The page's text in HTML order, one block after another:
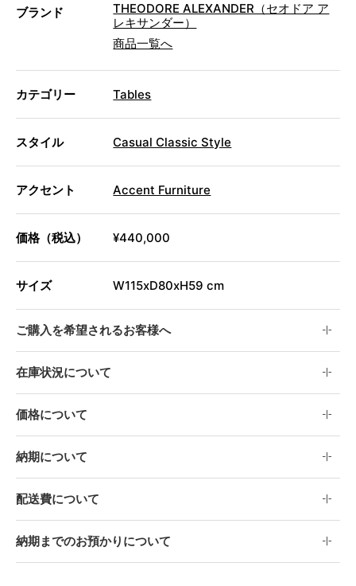
ブランド
THEODORE ALEXANDER（セオドア ア
レキサンダー）
商品一覧へ
カテゴリー Tables
スタイル Casual Classic Style
アクセント Accent Furniture
価格（税込） ¥440,000
サイズ W115xD80xH59 cm
ご購入を希望されるお客様へ
在庫状況について
価格について
納期について
配送費について
納期までのお預かりについて